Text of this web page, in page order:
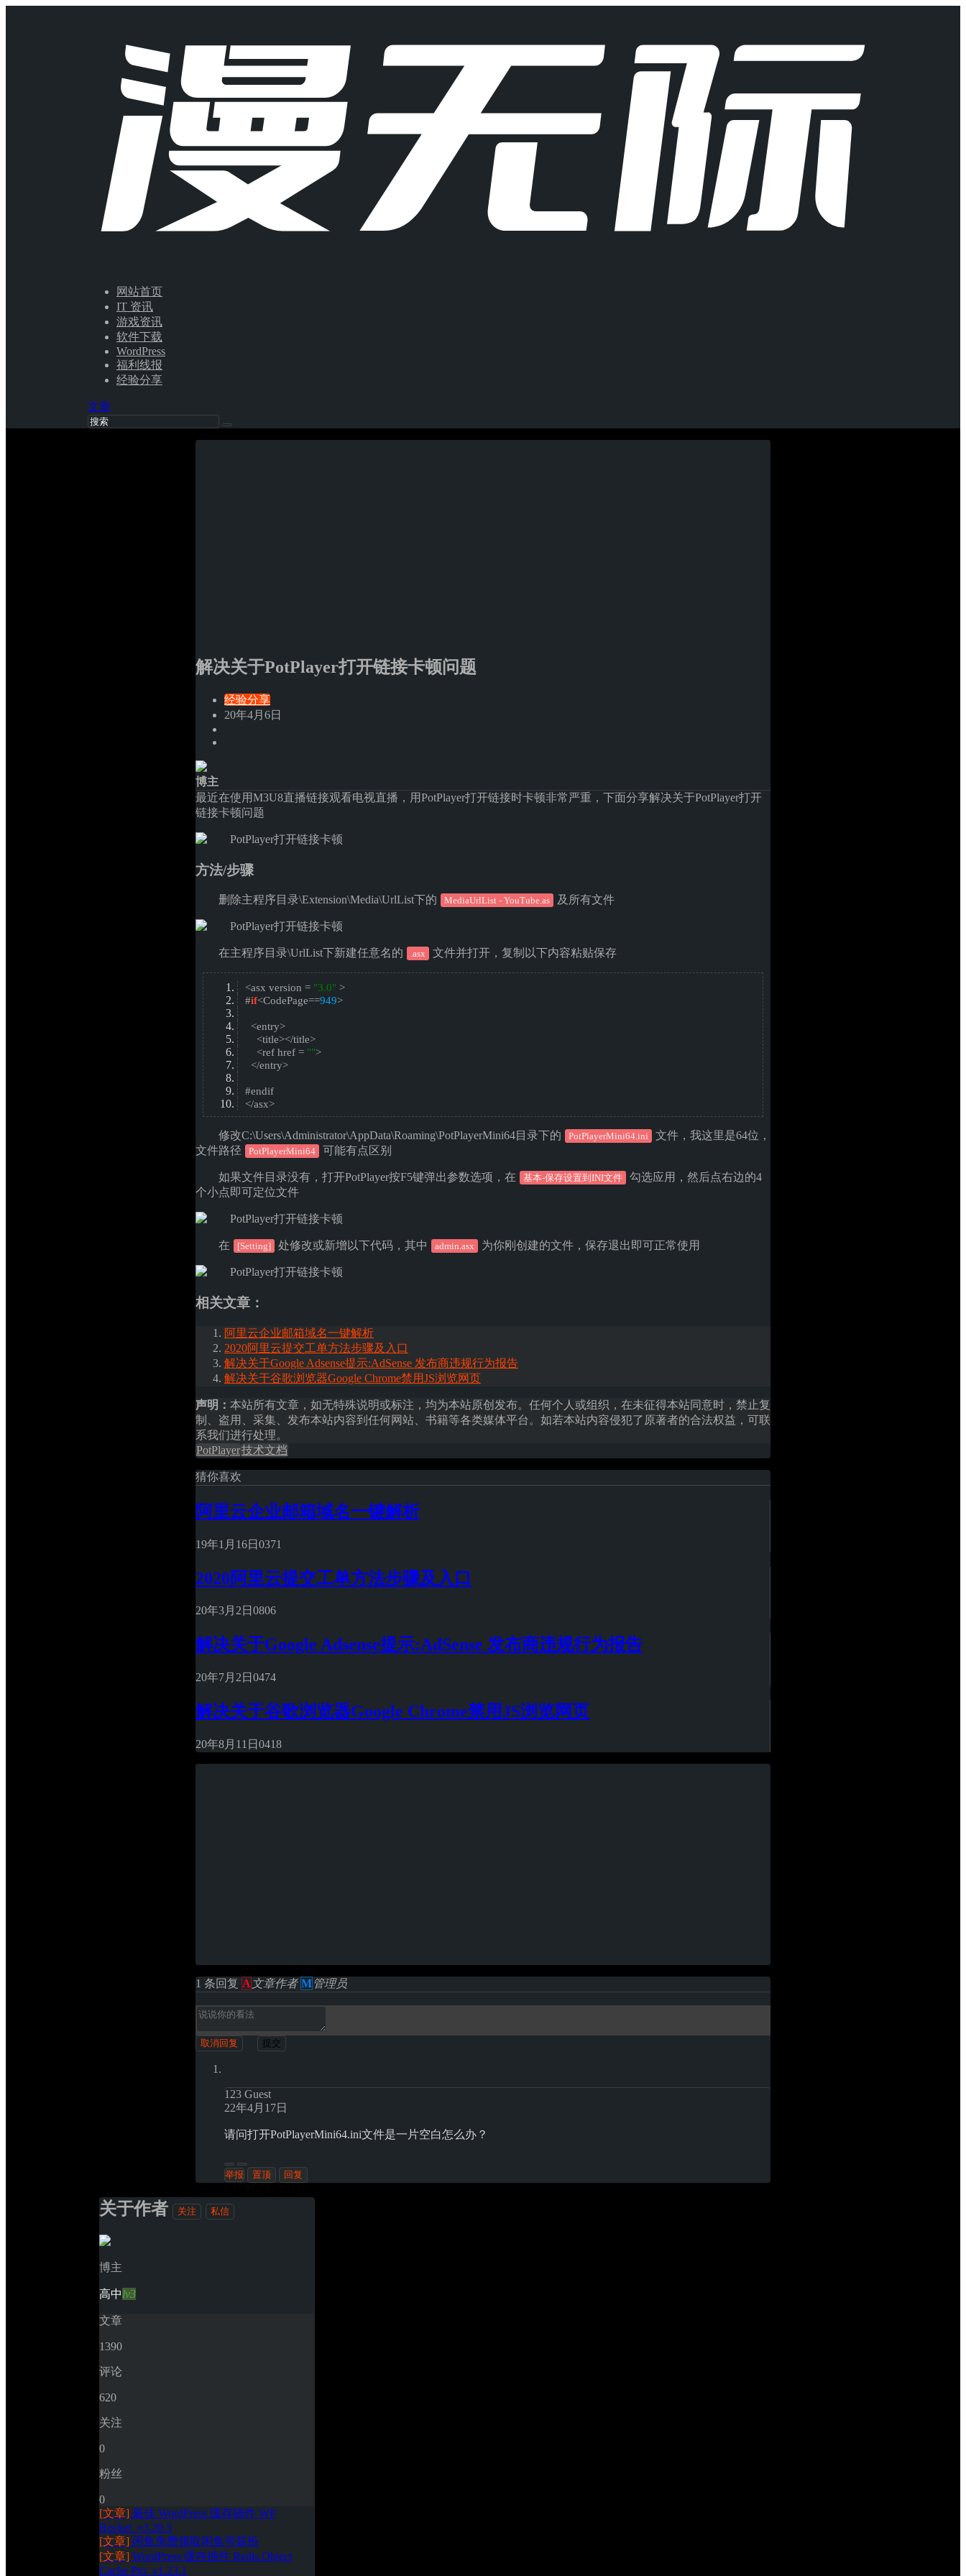
网站首页
IT 资讯
游戏资讯
软件下载
WordPress
福利线报
经验分享
文章
解决关于PotPlayer打开链接卡顿问题
经验分享
20年4月6日
博主
最近在使用M3U8直播链接观看电视直播，用PotPlayer打开链接时卡顿非常严重，下面分享解决关于PotPlayer打开
链接卡顿问题
方法/步骤
删除主程序目录\Extension\Media\UrlList下的 MediaUrlList - YouTube.as 及所有文件
在主程序目录\UrlList下新建任意名的 .asx 文件并打开，复制以下内容粘贴保存
<asx version = "3.0" >
#if<CodePage==949>
<entry>
<title></title>
<ref href = "">
</entry>
#endif
</asx>
修改C:\Users\Administrator\AppData\Roaming\PotPlayerMini64目录下的 PotPlayerMini64.ini
文件，我这里是64位，
文件路径
PotPlayerMini64 可能有点区别
如果文件目录没有，打开PotPlayer按F5键弹出参数选项，在 基本-保存设置到INI文件
勾选应用，然后点右边的4
个小点即可定位文件
在 [Setting] 处修改或新增以下代码，其中 admin.asx 为你刚创建的文件，保存退出即可正常使用
相关文章：
阿里云企业邮箱域名一键解析
2020阿里云提交工单方法步骤及入口
解决关于Google Adsense提示:AdSense 发布商违规行为报告
解决关于谷歌浏览器Google Chrome禁用JS浏览网页
声明： 本站所有文章，如无特殊说明或标注，均为本站原创发布。任何个人或组织，在未征得本站同意时，禁止复
制、盗用、采集、发布本站内容到任何网站、书籍等各类媒体平台。如若本站内容侵犯了原著者的合法权益，可联
系我们进行处理。
PotPlayer技术文档
猜你喜欢
阿里云企业邮箱域名一键解析
19年1月16日 0371
2020阿里云提交工单方法步骤及入口
20年3月2日 0806
解决关于Google Adsense提示:AdSense 发布商违规行为报告
20年7月2日 0474
解决关于谷歌浏览器Google Chrome禁用JS浏览网页
20年8月11日 0418
1 条回复 A 文章作者 M 管理员
取消回复 提交
123 Guest
22年4月17日
请问打开PotPlayerMini64.ini文件是一片空白怎么办？
举报 置顶 回复
关于作者 关注 私信
博主
高中lv3
文章
1390
评论
620
关注
0
粉丝
0
[文章] 最佳 WordPress 缓存插件 WP
Rocket_v3.20.3
[文章] 闲鱼免费领取闲鱼号装扮
[文章] WordPress 缓存插件 Redis Object
Cache Pro_v1.23.1